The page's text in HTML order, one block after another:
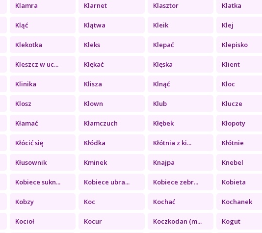
Klamra Klarnet Klasztor Klatka
Kląć Klątwa Kleik Klej
Klekotka Kleks Klepać Klepisko
Kleszcz w uc... Klękać Klęska Klient
Klinika Klisza Klnąć Kloc
Klosz Klown Klub Klucze
Kłamać Kłamczuch Kłębek Kłopoty
Kłócić się Kłódka Kłótnia z ki... Kłótnie
Kłusownik Kminek Knajpa Knebel
Kobiece sukn... Kobiece ubra... Kobiece zebr... Kobieta
Kobzy Koc Kochać Kochanek
Kocioł Kocur Koczkodan (m... Kogut